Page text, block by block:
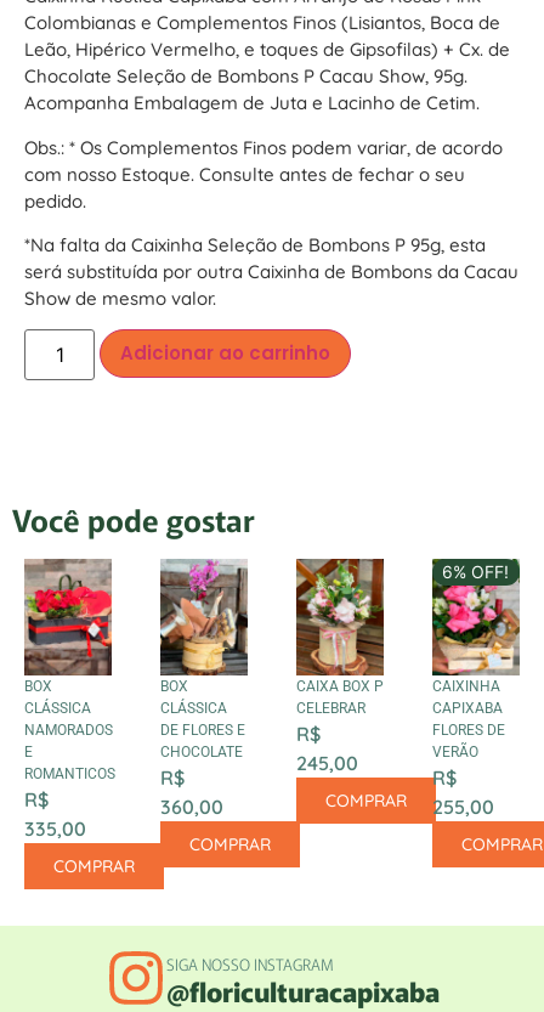
Colombianas e Complementos Finos (Lisiantos, Boca de
Leão, Hipérico Vermelho, e toques de Gipsofilas) + Cx. de
Chocolate Seleção de Bombons P Cacau Show, 95g.
Acompanha Embalagem de Juta e Lacinho de Cetim.
Obs.: * Os Complementos Finos podem variar, de acordo
com nosso Estoque. Consulte antes de fechar o seu
pedido.
*Na falta da Caixinha Seleção de Bombons P 95g, esta
será substituída por outra Caixinha de Bombons da Cacau
Show de mesmo valor.
Adicionar ao carrinho
Você pode gostar
BOX
CLÁSSICA
NAMORADOS
E
ROMANTICOS
R$
335,00
COMPRAR
BOX
CLÁSSICA
DE FLORES E
CHOCOLATE
R$
360,00
COMPRAR
CAIXA BOX P
CELEBRAR
R$
245,00
COMPRAR
6% OFF!
CAIXINHA
CAPIXABA
FLORES DE
VERÃO
R$
255,00
COMPRAR
SIGA NOSSO INSTAGRAM
@floriculturacapixaba